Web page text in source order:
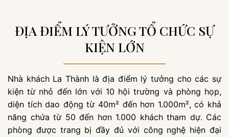
ĐỊA ĐIỂM LÝ TƯỞNG TỔ CHỨC SỰ
KIỆN LỚN
Nhà khách La Thành là địa điểm lý tưởng cho các sự
kiện từ nhỏ đến lớn với 10 hội trường và phòng họp,
diện tích dao động từ 40m² đến hơn 1.000m², có khả
năng chứa từ 50 đến hơn 1.000 khách tham dự. Các
phòng được trang bị đầy đủ với công nghệ hiện đại